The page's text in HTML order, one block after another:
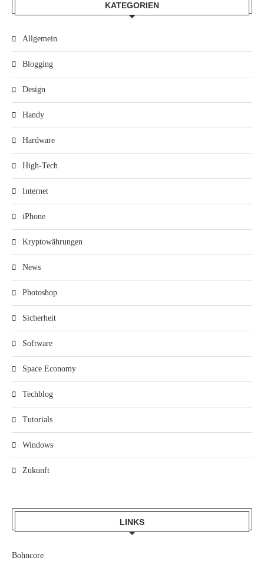
KATEGORIEN
Allgemein
Blogging
Design
Handy
Hardware
High-Tech
Internet
iPhone
Kryptowährungen
News
Photoshop
Sicherheit
Software
Space Economy
Techblog
Tutorials
Windows
Zukunft
LINKS
Bohncore